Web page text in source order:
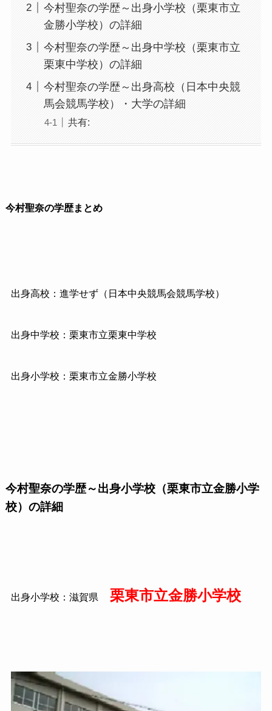
今村聖奈の学歴～出身小学校（栗東市立
金勝小学校）の詳細
今村聖奈の学歴～出身中学校（栗東市立
栗東中学校）の詳細
今村聖奈の学歴～出身高校（日本中央競
馬会競馬学校）・大学の詳細
共有:
今村聖奈の学歴まとめ
出身高校：進学せず（日本中央競馬会競馬学校）
出身中学校：栗東市立栗東中学校
出身小学校：栗東市立金勝小学校
今村聖奈の学歴～出身小学校（栗東市立金勝小学
校）の詳細
出身小学校：滋賀県 栗東市立金勝小学校